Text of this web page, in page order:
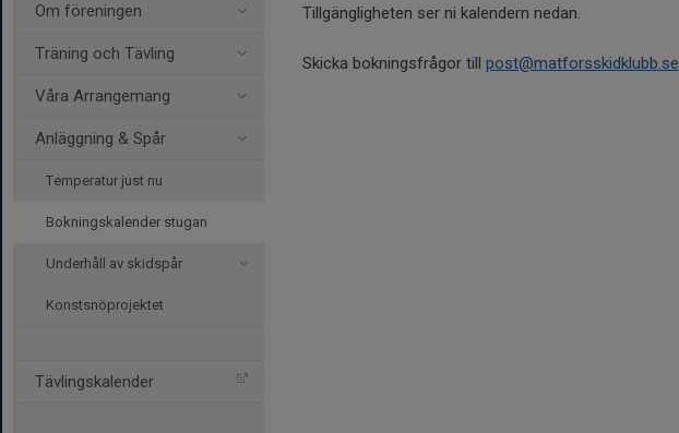
Om föreningen
Träning och Tävling
Våra Arrangemang
Anläggning & Spår
Temperatur just nu
Bokningskalender stugan
Underhåll av skidspår
Konstsnöprojektet
Tävlingskalender
Tillgängligheten ser ni kalendern nedan.
Skicka bokningsfrågor till post@matforsskidklubb.se